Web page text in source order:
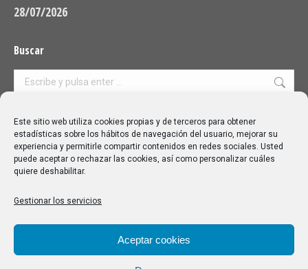
Este sitio web utiliza cookies propias y de terceros para obtener
estadísticas sobre los hábitos de navegación del usuario, mejorar su
experiencia y permitirle compartir contenidos en redes sociales. Usted
puede aceptar o rechazar las cookies, así como personalizar cuáles
quiere deshabilitar.
Gestionar los servicios
Aceptar cookies
28/07/2026
Buscar
Buscar:
Aviso Legal|Política de privacidad|Política de cookies